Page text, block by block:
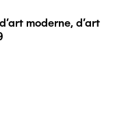
moderne, d'art